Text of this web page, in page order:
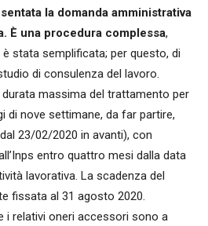
la domanda amministrativa
È una procedura complessa,
è stata semplificata; per questo, di
di consulenza del lavoro.
massima del trattamento per
di nove settimane, da far partire,
23/02/2020 in avanti), con
entro quattro mesi dalla data
lavorativa. La scadenza del
fissata al 31 agosto 2020.
i relativi oneri accessori sono a